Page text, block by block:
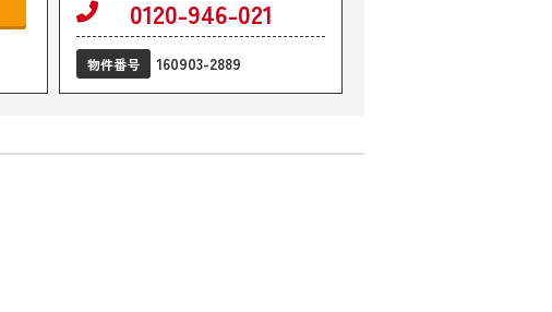
0120-946-021
物件番号 160903-2889